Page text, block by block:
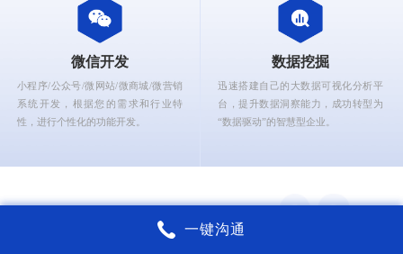
微信开发
小程序/公众号/微网站/微商城/微营销
系统开发，根据您的需求和行业特
性，进行个性化的功能开发。
数据挖掘
迅速搭建自己的大数据可视化分析平
台，提升数据洞察能力，成功转型为
“数据驱动”的智慧型企业。
上海锐智开高软件核心能力
一键沟通